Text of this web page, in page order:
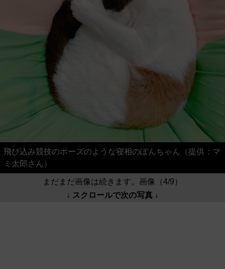
飛び込み競技のポーズのような寝相のぽんちゃん（提供：マ
ミ太郎さん）
まだまだ画像は続きます。画像（4/9）
↓ スクロールで次の写真 ↓